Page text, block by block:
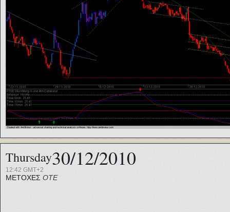
Thursday30/12/2010
12:42 GMT+2
ΜΕΤΟΧΕΣ ΟΤΕ